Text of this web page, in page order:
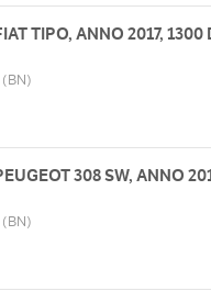
TIPO, ANNO 2017, 1300
(BN)
308 SW, ANNO
(BN)